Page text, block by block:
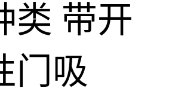
类 带开
门吸